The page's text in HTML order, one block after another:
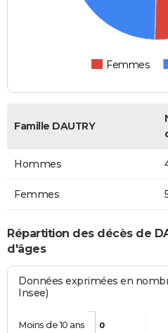
Femmes
Famille DAUTRY
Hommes
Femmes
Répartition des décès de
d'âges
Données exprimées en
Insee)
0
Moins de 10 ans